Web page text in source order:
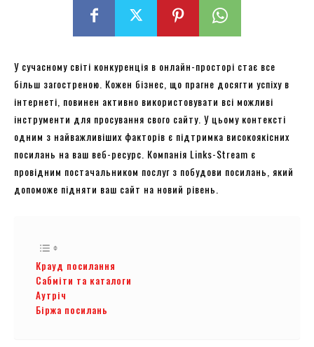
У сучасному світі конкуренція в онлайн-просторі стає все
більш загостреною. Кожен бізнес, що прагне досягти успіху в
інтернеті, повинен активно використовувати всі можливі
інструменти для просування свого сайту. У цьому контексті
одним з найважливіших факторів є підтримка високоякісних
посилань на ваш веб-ресурс. Компанія Links-Stream є
провідним постачальником послуг з побудови посилань, який
допоможе підняти ваш сайт на новий рівень.
Крауд посилання
Сабміти та каталоги
Аутріч
Біржа посилань